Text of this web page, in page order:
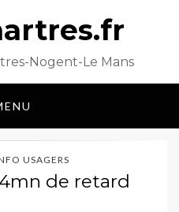
Nogent-Le Mans
USAGERS
de retard